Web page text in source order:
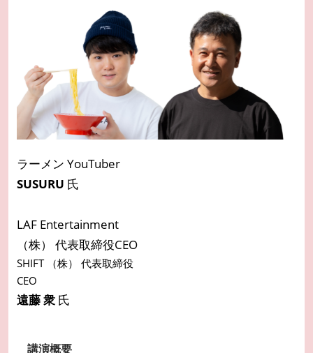
ラーメン YouTuber
SUSURU 氏
LAF Entertainment
（株） 代表取締役CEO
SHIFT （株） 代表取締役
CEO
遠藤 衆 氏
講演概要